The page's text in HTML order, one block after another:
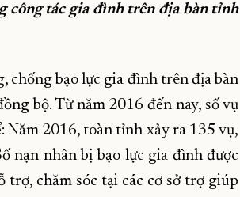
công tác gia đình trên địa bàn tỉnh
chống bạo lực gia đình trên địa bàn
bộ. Từ năm 2016 đến nay, số vụ
Năm 2016, toàn tỉnh xảy ra 135 vụ,
nạn nhân bị bạo lực gia đình được
trợ, chăm sóc tại các cơ sở trợ giúp